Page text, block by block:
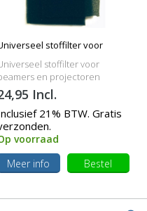
stoffilter voor
stoffilter voor
en projectoren
Incl.
21% BTW. Gratis
voorraad
Meer info
Bestel